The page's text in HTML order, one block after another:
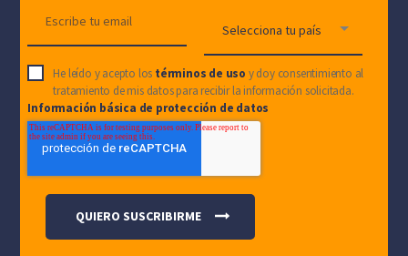
He leído y acepto los términos de uso y doy consentimiento al
tratamiento de mis datos para recibir la información solicitada.
Información básica de protección de datos